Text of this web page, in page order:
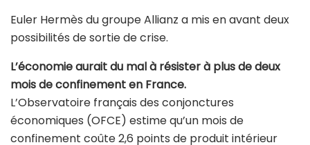
Euler Hermès du groupe Allianz a mis en avant deux
possibilités de sortie de crise.
L’économie aurait du mal à résister à plus de deux
mois de confinement en France.
L’Observatoire français des conjonctures
économiques (OFCE) estime qu’un mois de
confinement coûte 2,6 points de produit intérieur